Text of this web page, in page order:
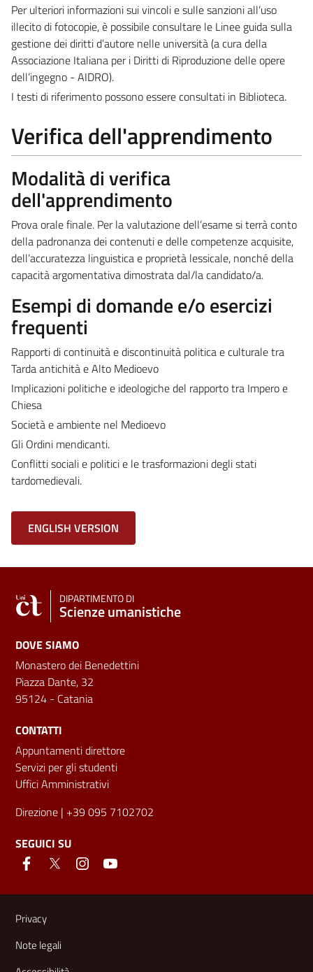
Per ulteriori informazioni sui vincoli e sulle sanzioni all’uso
illecito di fotocopie, è possibile consultare le Linee guida sulla
gestione dei diritti d’autore nelle università (a cura della
Associazione Italiana per i Diritti di Riproduzione delle opere
dell’ingegno - AIDRO).
I testi di riferimento possono essere consultati in Biblioteca.
Verifica dell'apprendimento
Modalità di verifica
dell'apprendimento
Prova orale finale. Per la valutazione dell’esame si terrà conto
della padronanza dei contenuti e delle competenze acquisite,
dell’accuratezza linguistica e proprietà lessicale, nonché della
capacità argomentativa dimostrata dal/la candidato/a.
Esempi di domande e/o esercizi
frequenti
Rapporti di continuità e discontinuità politica e culturale tra
Tarda antichità e Alto Medioevo
Implicazioni politiche e ideologiche del rapporto tra Impero e
Chiesa
Società e ambiente nel Medioevo
Gli Ordini mendicanti.
Conflitti sociali e politici e le trasformazioni degli stati
tardomedievali.
ENGLISH VERSION
DIPARTIMENTO DI
Scienze umanistiche
DOVE SIAMO
Monastero dei Benedettini
Piazza Dante, 32
95124 - Catania
CONTATTI
Appuntamenti direttore
Servizi per gli studenti
Uffici Amministrativi
Direzione | +39 095 7102702
SEGUICI SU
Link e informazioni utili
Privacy
Note legali